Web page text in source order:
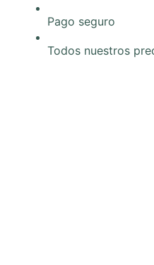
Pago seguro
Todos nuestros